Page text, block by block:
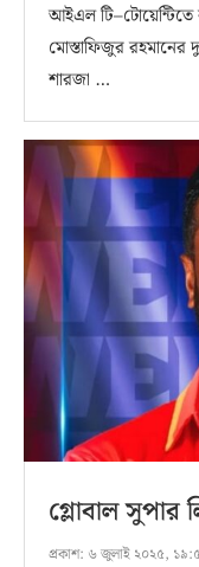
আইএল টি–টোয়েন্টিতে
মোস্তাফিজুর রহমানের
শারজা …
গ্লোবাল সুপার
প্রকাশ: ৬ জুলাই ২০২৫,